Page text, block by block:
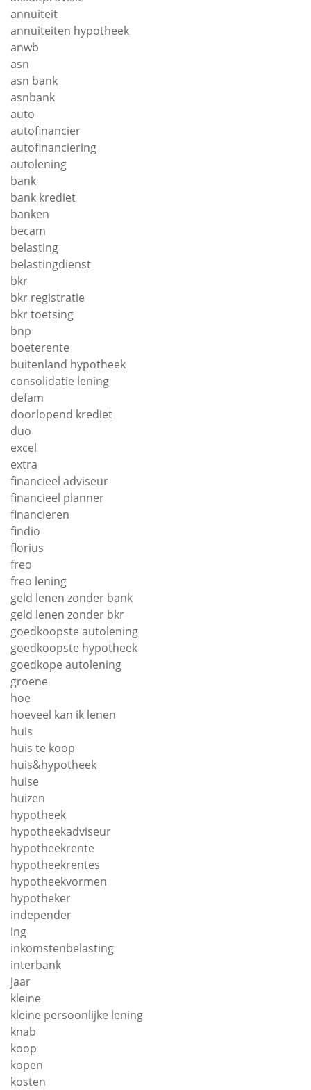
annuiteit
annuiteiten hypotheek
anwb
asn
asn bank
asnbank
auto
autofinancier
autofinanciering
autolening
bank
bank krediet
banken
becam
belasting
belastingdienst
bkr
bkr registratie
bkr toetsing
bnp
boeterente
buitenland hypotheek
consolidatie lening
defam
doorlopend krediet
duo
excel
extra
financieel adviseur
financieel planner
financieren
findio
florius
freo
freo lening
geld lenen zonder bank
geld lenen zonder bkr
goedkoopste autolening
goedkoopste hypotheek
goedkope autolening
groene
hoe
hoeveel kan ik lenen
huis
huis te koop
huis&hypotheek
huise
huizen
hypotheek
hypotheekadviseur
hypotheekrente
hypotheekrentes
hypotheekvormen
hypotheker
independer
ing
inkomstenbelasting
interbank
jaar
kleine
kleine persoonlijke lening
knab
koop
kopen
kosten